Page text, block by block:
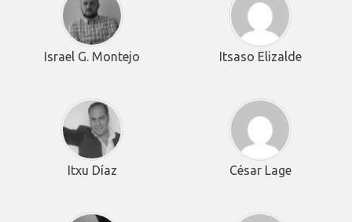
Israel G. Montejo Itsaso Elizalde
Itxu Díaz César Lage